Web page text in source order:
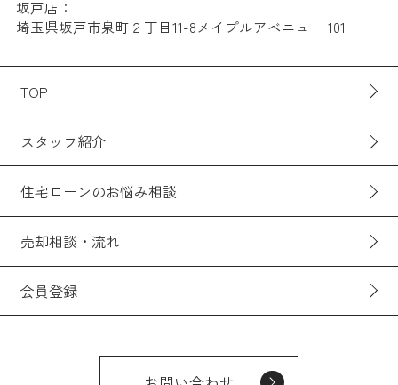
坂戸店：
埼玉県坂戸市泉町２丁目11-8メイプルアベニュー 101
TOP
スタッフ紹介
住宅ローンのお悩み相談
売却相談・流れ
会員登録